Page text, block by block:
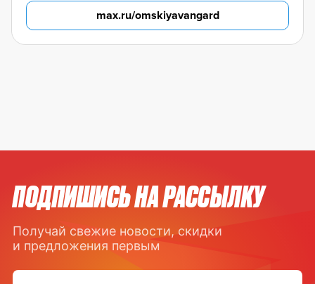
max.ru/omskiyavangard
ПОДПИШИСЬ НА РАССЫЛКУ
Получай свежие новости, скидки
и предложения первым